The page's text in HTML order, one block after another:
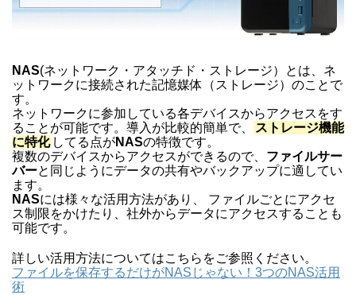
NAS(ネットワーク・アタッチド・ストレージ）とは、ネ
ットワークに接続された記憶媒体（ストレージ）のことで
す。
ネットワークに参加している各デバイスからアクセスをす
ることが可能です。導入が比較的簡単で、
ストレージ機能
に特化 してる点がNASの特徴です。
複数のデバイスからアクセスができるので、 ファイルサー
バーと同じようにデータの共有やバックアップに適してい
ます。
NASには様々な活用方法があり、 ファイルごとにアクセ
ス制限をかけたり、社外からデータにアクセスすることも
可能です。
詳しい活用方法についてはこちらをご参照ください。
ファイルを保存するだけがNASじゃない！3つのNAS活用
術